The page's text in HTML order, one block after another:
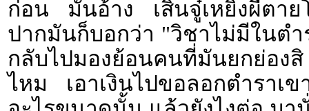
ก่อน มันอ้าง เสิ่นจู๋เหยิงผีตาย
ปากมันก็บอกว่า "วิชาไม่มีในต
กลับไปมองย้อนคนที่มันยกย่อง
ไหม เอาเงินไปขอลอกตำราเ